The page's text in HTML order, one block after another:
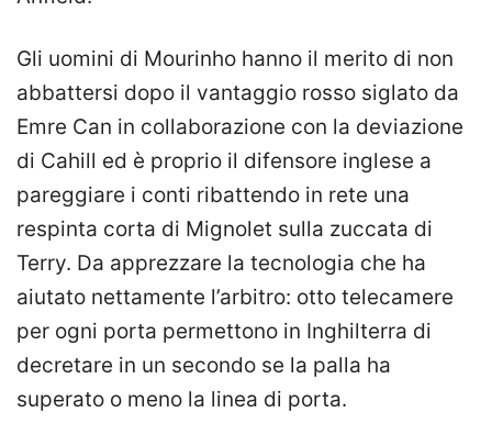
Gli uomini di Mourinho hanno il merito di non
abbattersi dopo il vantaggio rosso siglato da
Emre Can in collaborazione con la deviazione
di Cahill ed è proprio il difensore inglese a
pareggiare i conti ribattendo in rete una
respinta corta di Mignolet sulla zuccata di
Terry. Da apprezzare la tecnologia che ha
aiutato nettamente l’arbitro: otto telecamere
per ogni porta permettono in Inghilterra di
decretare in un secondo se la palla ha
superato o meno la linea di porta.